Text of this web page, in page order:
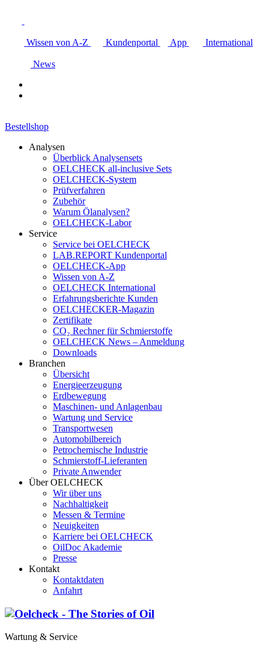
Wissen von A-Z Kundenportal App International
News
Bestellshop
Analysen
Überblick Analysensets
OELCHECK all-inclusive Sets
OELCHECK-System
Prüfverfahren
Zubehör
Warum Ölanalysen?
OELCHECK-Labor
Service
Service bei OELCHECK
LAB.REPORT Kundenportal
OELCHECK-App
Wissen von A-Z
OELCHECK International
Erfahrungsberichte Kunden
OELCHECKER-Magazin
Zertifikate
CO₂ Rechner für Schmierstoffe
OELCHECK News – Anmeldung
Downloads
Branchen
Übersicht
Energieerzeugung
Erdbewegung
Maschinen- und Anlagenbau
Wartung und Service
Transportwesen
Automobilbereich
Petrochemische Industrie
Schmierstoff-Lieferanten
Private Anwender
Über OELCHECK
Wir über uns
Nachhaltigkeit
Messen & Termine
Neuigkeiten
Karriere bei OELCHECK
OilDoc Akademie
Presse
Kontakt
Kontaktdaten
Anfahrt
Wartung & Service